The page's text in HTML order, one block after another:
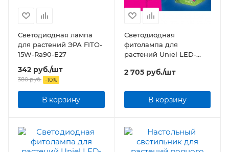
Светодиодная лампа
для растений ЭРА FITO-
15W-Ra90-E27
342 руб./шт
380руб. -10%
В корзину
Светодиодная
фитолампа для
растений Uniel LED-
ALS55WH
2 705руб./шт
В корзину